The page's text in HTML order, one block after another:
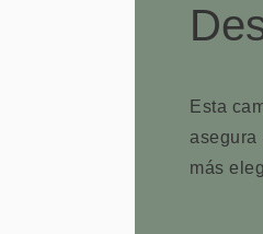
Esta
asegura
más